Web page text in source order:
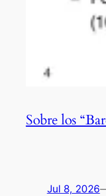
Sobre los
Jul 8, 2026